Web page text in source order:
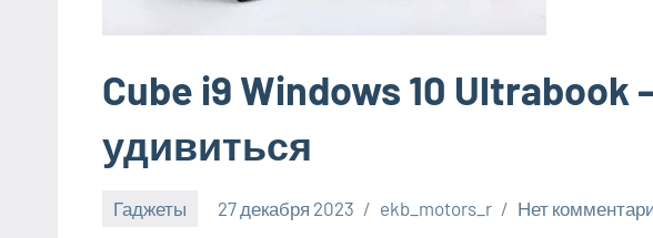
Cube i9 Windows 10 Ultrabook
удивиться
Гаджеты 27 декабря 2023 ekb_motors_r Нет